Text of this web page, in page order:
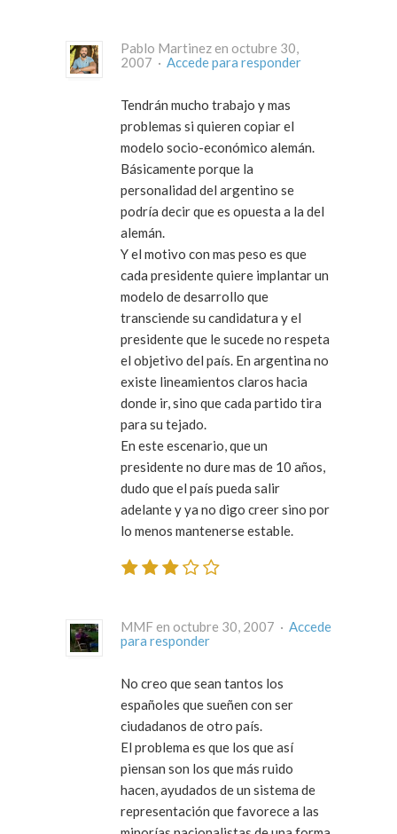
Pablo Martinez en octubre 30,
2007 · Accede para responder
Tendrán mucho trabajo y mas
problemas si quieren copiar el
modelo socio-económico alemán.
Básicamente porque la
personalidad del argentino se
podría decir que es opuesta a la del
alemán.
Y el motivo con mas peso es que
cada presidente quiere implantar un
modelo de desarrollo que
transciende su candidatura y el
presidente que le sucede no respeta
el objetivo del país. En argentina no
existe lineamientos claros hacia
donde ir, sino que cada partido tira
para su tejado.
En este escenario, que un
presidente no dure mas de 10 años,
dudo que el país pueda salir
adelante y ya no digo creer sino por
lo menos mantenerse estable.
MMF en octubre 30, 2007 · Accede
para responder
No creo que sean tantos los
españoles que sueñen con ser
ciudadanos de otro país.
El problema es que los que así
piensan son los que más ruido
hacen, ayudados de un sistema de
representación que favorece a las